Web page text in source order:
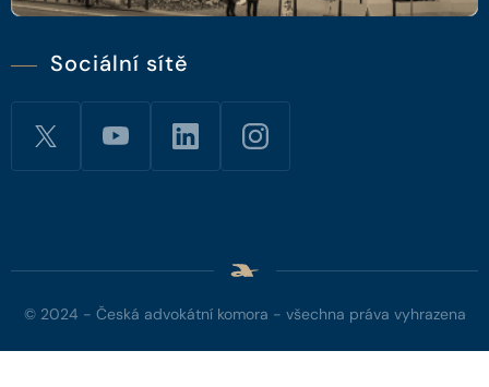
Sociální sítě
© 2024 - Česká advokátní komora - všechna práva vyhrazena